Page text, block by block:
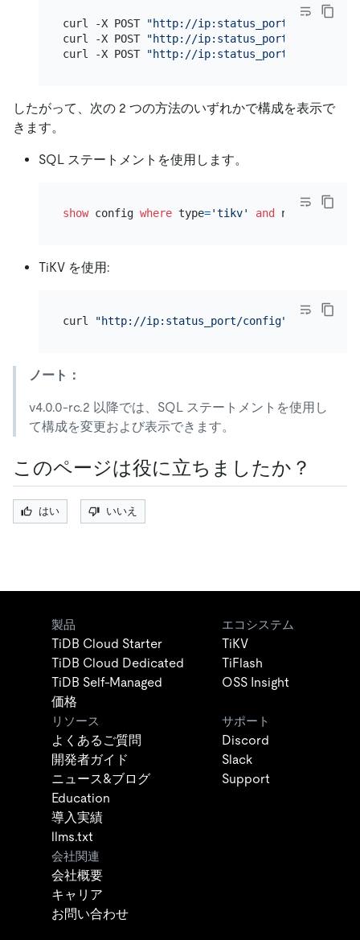
curl -X POST "http://ip:status_port/config"
curl -X POST "http://ip:status_port/config"
curl -X POST "http://ip:status_port/config"
したがって、次の 2 つの方法のいずれかで構成を表示で
きます。
SQL ステートメントを使用します。
show config where type='tikv' and name like
TiKV を使用:
curl "http://ip:status_port/config"
ノート：
v4.0.0-rc.2 以降では、SQL ステートメントを使用し
て構成を変更および表示できます。
このページは役に立ちましたか？
はい いいえ
製品
TiDB Cloud Starter
TiDB Cloud Dedicated
TiDB Self-Managed
価格
エコシステム
TiKV
TiFlash
OSS Insight
リソース
よくあるご質問
開発者ガイド
ニュース&ブログ
Education
導入実績
llms.txt
サポート
Discord
Slack
Support
会社関連
会社概要
キャリア
お問い合わせ